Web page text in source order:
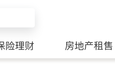
险理财 房地产租售